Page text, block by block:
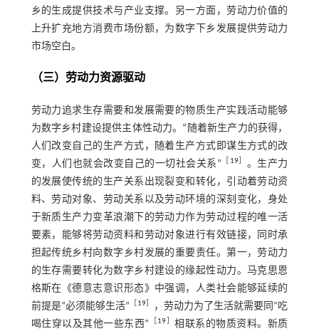
乡的生成提供技术与产业支撑。另一方面，劳动力价值的
上升扩充地方消费市场份额，为数字下乡发展提供劳动力
市场空白。
（三）劳动力资源驱动
劳动力追求生存需要和发展需要的物质生产实践活动能够
为数字乡村建设提供主体性动力。“随着新生产力的获得，
人们改变自己的生产方式，随着生产方式即谋生方式的改
变，人们也就会改变自己的一切社会关系”
19］ 。生产力
的发展使传统的生产关系出现裂变和转化，引动着劳动资
料、劳动对象、劳动关系以及劳动环境的深刻变化，身处
于新质生产力变革浪潮下的劳动力作为劳动过程的唯一活
要素，能够将劳动资料和劳动对象进行有效链接，同时承
担起传统乡村向数字乡村发展的重要责任。第一，劳动力
的生存需要转化为数字乡村建设的缘起性动力。马克思恩
格斯在《德意志意识形态》中强调，人类社会能够延续的
前提是“必须能够生活”
19］
，劳动力为了生活就需要同“吃
喝住穿以及其他一些东西”
19 ］相联系的物质资料。新质